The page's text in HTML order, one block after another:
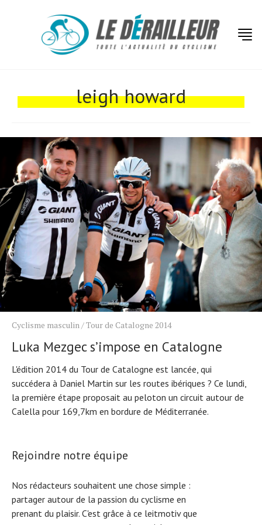
leigh howard
Cyclisme masculin/Tour de Catalogne 2014
Luka Mezgec s’impose en Catalogne
L'édition 2014 du Tour de Catalogne est lancée, qui
succédera à Daniel Martin sur les routes ibériques ? Ce lundi,
la première étape proposait au peloton un circuit autour de
Calella pour 169,7km en bordure de Méditerranée.
Rejoindre notre équipe
Nos rédacteurs souhaitent une chose simple :
partager autour de la passion du cyclisme en
prenant du plaisir. C'est grâce à ce leitmotiv que
Tests de produits
Tendances
Tous nos articles
À propos